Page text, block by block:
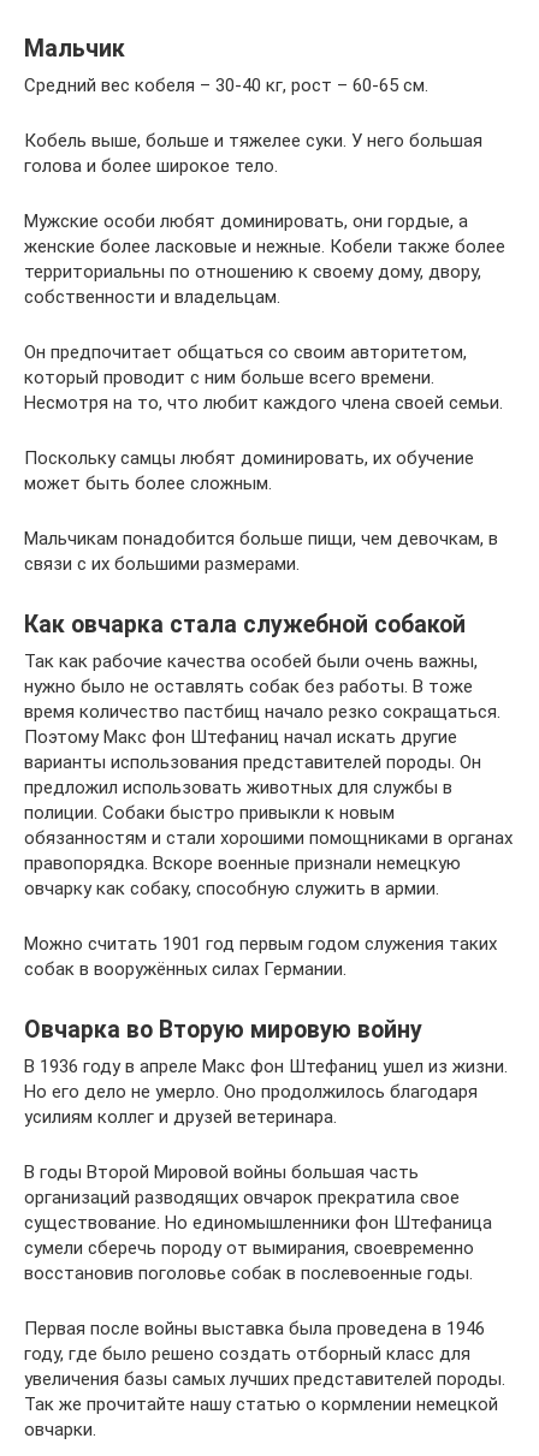
Мальчик
Средний вес кобеля – 30-40 кг, рост – 60-65 см.
Кобель выше, больше и тяжелее суки. У него большая
голова и более широкое тело.
Мужские особи любят доминировать, они гордые, а
женские более ласковые и нежные. Кобели также более
территориальны по отношению к своему дому, двору,
собственности и владельцам.
Он предпочитает общаться со своим авторитетом,
который проводит с ним больше всего времени.
Несмотря на то, что любит каждого члена своей семьи.
Поскольку самцы любят доминировать, их обучение
может быть более сложным.
Мальчикам понадобится больше пищи, чем девочкам, в
связи с их большими размерами.
Как овчарка стала служебной собакой
Так как рабочие качества особей были очень важны,
нужно было не оставлять собак без работы. В тоже
время количество пастбищ начало резко сокращаться.
Поэтому Макс фон Штефаниц начал искать другие
варианты использования представителей породы. Он
предложил использовать животных для службы в
полиции. Собаки быстро привыкли к новым
обязанностям и стали хорошими помощниками в органах
правопорядка. Вскоре военные признали немецкую
овчарку как собаку, способную служить в армии.
Можно считать 1901 год первым годом служения таких
собак в вооружённых силах Германии.
Овчарка во Вторую мировую войну
В 1936 году в апреле Макс фон Штефаниц ушел из жизни.
Но его дело не умерло. Оно продолжилось благодаря
усилиям коллег и друзей ветеринара.
В годы Второй Мировой войны большая часть
организаций разводящих овчарок прекратила свое
существование. Но единомышленники фон Штефаница
сумели сберечь породу от вымирания, своевременно
восстановив поголовье собак в послевоенные годы.
Первая после войны выставка была проведена в 1946
году, где было решено создать отборный класс для
увеличения базы самых лучших представителей породы.
Так же прочитайте нашу статью о кормлении немецкой
овчарки.